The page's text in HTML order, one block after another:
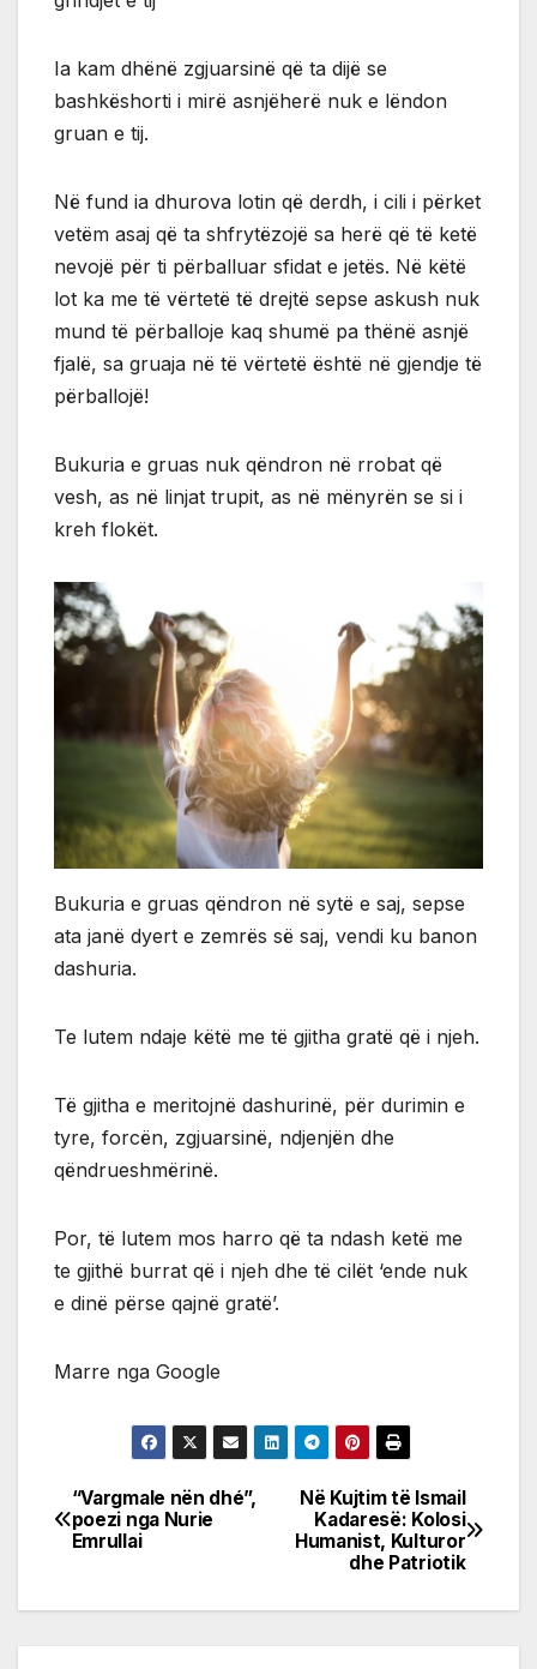
Ia kam dhënë zgjuarsinë që ta dijë se
bashkëshorti i mirë asnjëherë nuk e lëndon
gruan e tij.
Në fund ia dhurova lotin që derdh, i cili i përket
vetëm asaj që ta shfrytëzojë sa herë që të ketë
nevojë për ti përballuar sfidat e jetës. Në këtë
lot ka me të vërtetë të drejtë sepse askush nuk
mund të përballoje kaq shumë pa thënë asnjë
fjalë, sa gruaja në të vërtetë është në gjendje të
përballojë!
Bukuria e gruas nuk qëndron në rrobat që
vesh, as në linjat trupit, as në mënyrën se si i
kreh flokët.
Bukuria e gruas qëndron në sytë e saj, sepse
ata janë dyert e zemrës së saj, vendi ku banon
dashuria.
Te lutem ndaje këtë me të gjitha gratë që i njeh.
Të gjitha e meritojnë dashurinë, për durimin e
tyre, forcën, zgjuarsinë, ndjenjën dhe
qëndrueshmërinë.
Por, të lutem mos harro që ta ndash ketë me
te gjithë burrat që i njeh dhe të cilët ‘ende nuk
e dinë përse qajnë gratë’.
Marre nga Google
Post
navigation
Në Kujtim të Ismail
Kadaresë: Kolosi
Humanist, Kulturor
dhe Patriotik
“Vargmale nën dhé”,
poezi nga Nurie
Emrullai